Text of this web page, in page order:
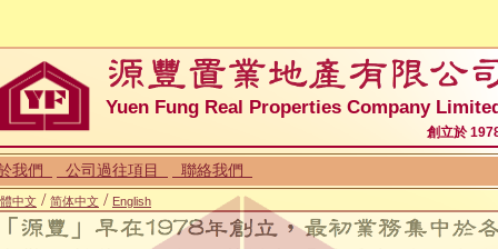
Yuen Fung Real Properties Company
創立於
我們 公司過往項目 聯絡我們
中文 / 简体中文 / English